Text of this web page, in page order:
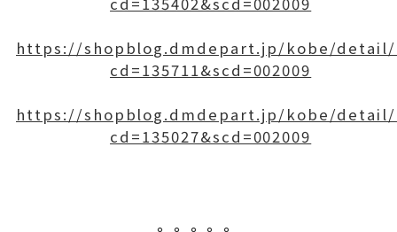
https://shopblog.dmdepart.jp/kobe/
cd=135711&scd=002009
https://shopblog.dmdepart.jp/kobe/
cd=135027&scd=002009
。。。。。